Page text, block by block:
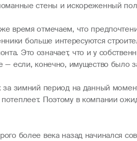
стены и искореженный
время отмечаем, что
больше интересуются
Это означает, что и у
если, конечно, имущество было
за зимний период на данный
Поэтому в компании
более века назад начинался